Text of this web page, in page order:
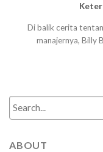
Di balik cerita
manajernya, Billy
Search
ABOUT